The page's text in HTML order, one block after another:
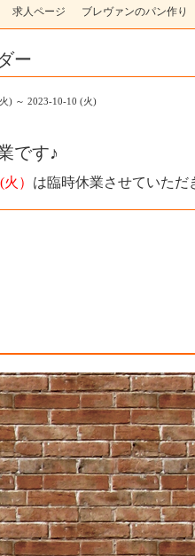
求人ページ ブレヴァンのパン作り
ー
) ～ 2023-10-10 (火)
です♪
火） は臨時休業させていただ